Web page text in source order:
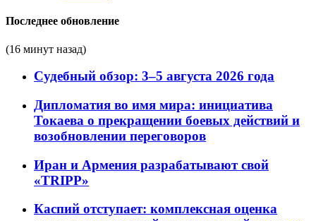
Последнее обновление
(16 минут назад)
Судебный обзор: 3–5 августа 2026 года
Дипломатия во имя мира: инициатива
Токаева о прекращении боевых действий и
возобновлении переговоров
Иран и Армения разрабатывают свой
«TRIPP»
Каспий отступает: комплексная оценка